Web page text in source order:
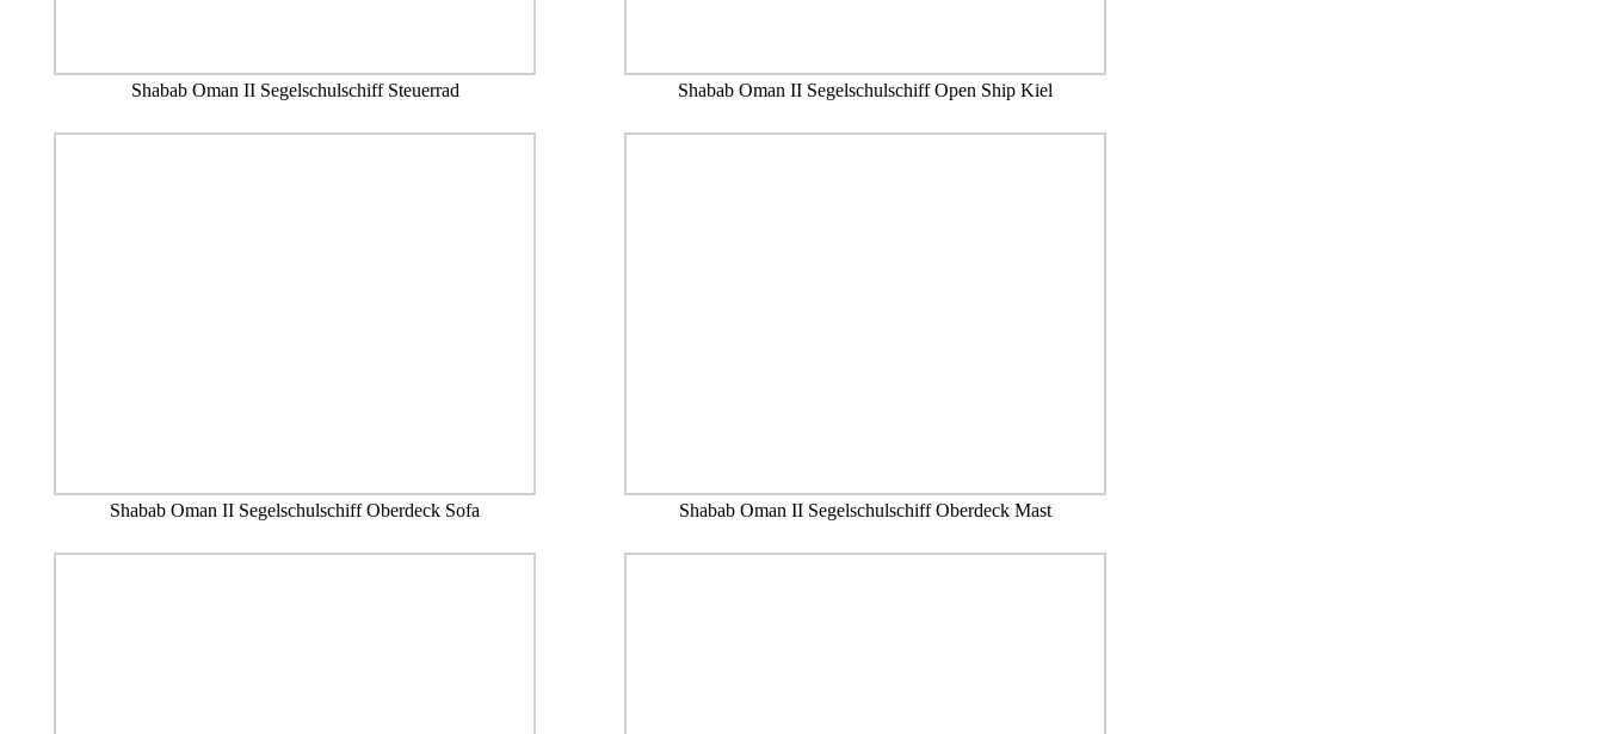
Shabab Oman II Segelschulschiff Steuerrad Shabab Oman II Segelschulschiff Open Ship Kiel
Shabab Oman II Segelschulschiff Oberdeck Sofa Shabab Oman II Segelschulschiff Oberdeck Mast